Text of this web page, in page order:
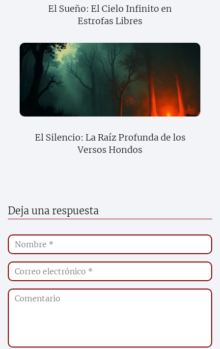
El Sueño: El Cielo Infinito en
Estrofas Libres
El Silencio: La Raíz Profunda de los
Versos Hondos
Deja una respuesta